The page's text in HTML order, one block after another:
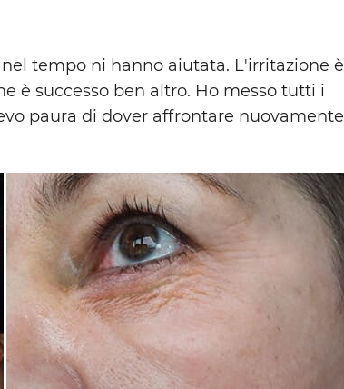
tempo ni hanno aiutata. L'irritazione è
è successo ben altro. Ho messo tutti i
paura di dover affrontare nuovamente